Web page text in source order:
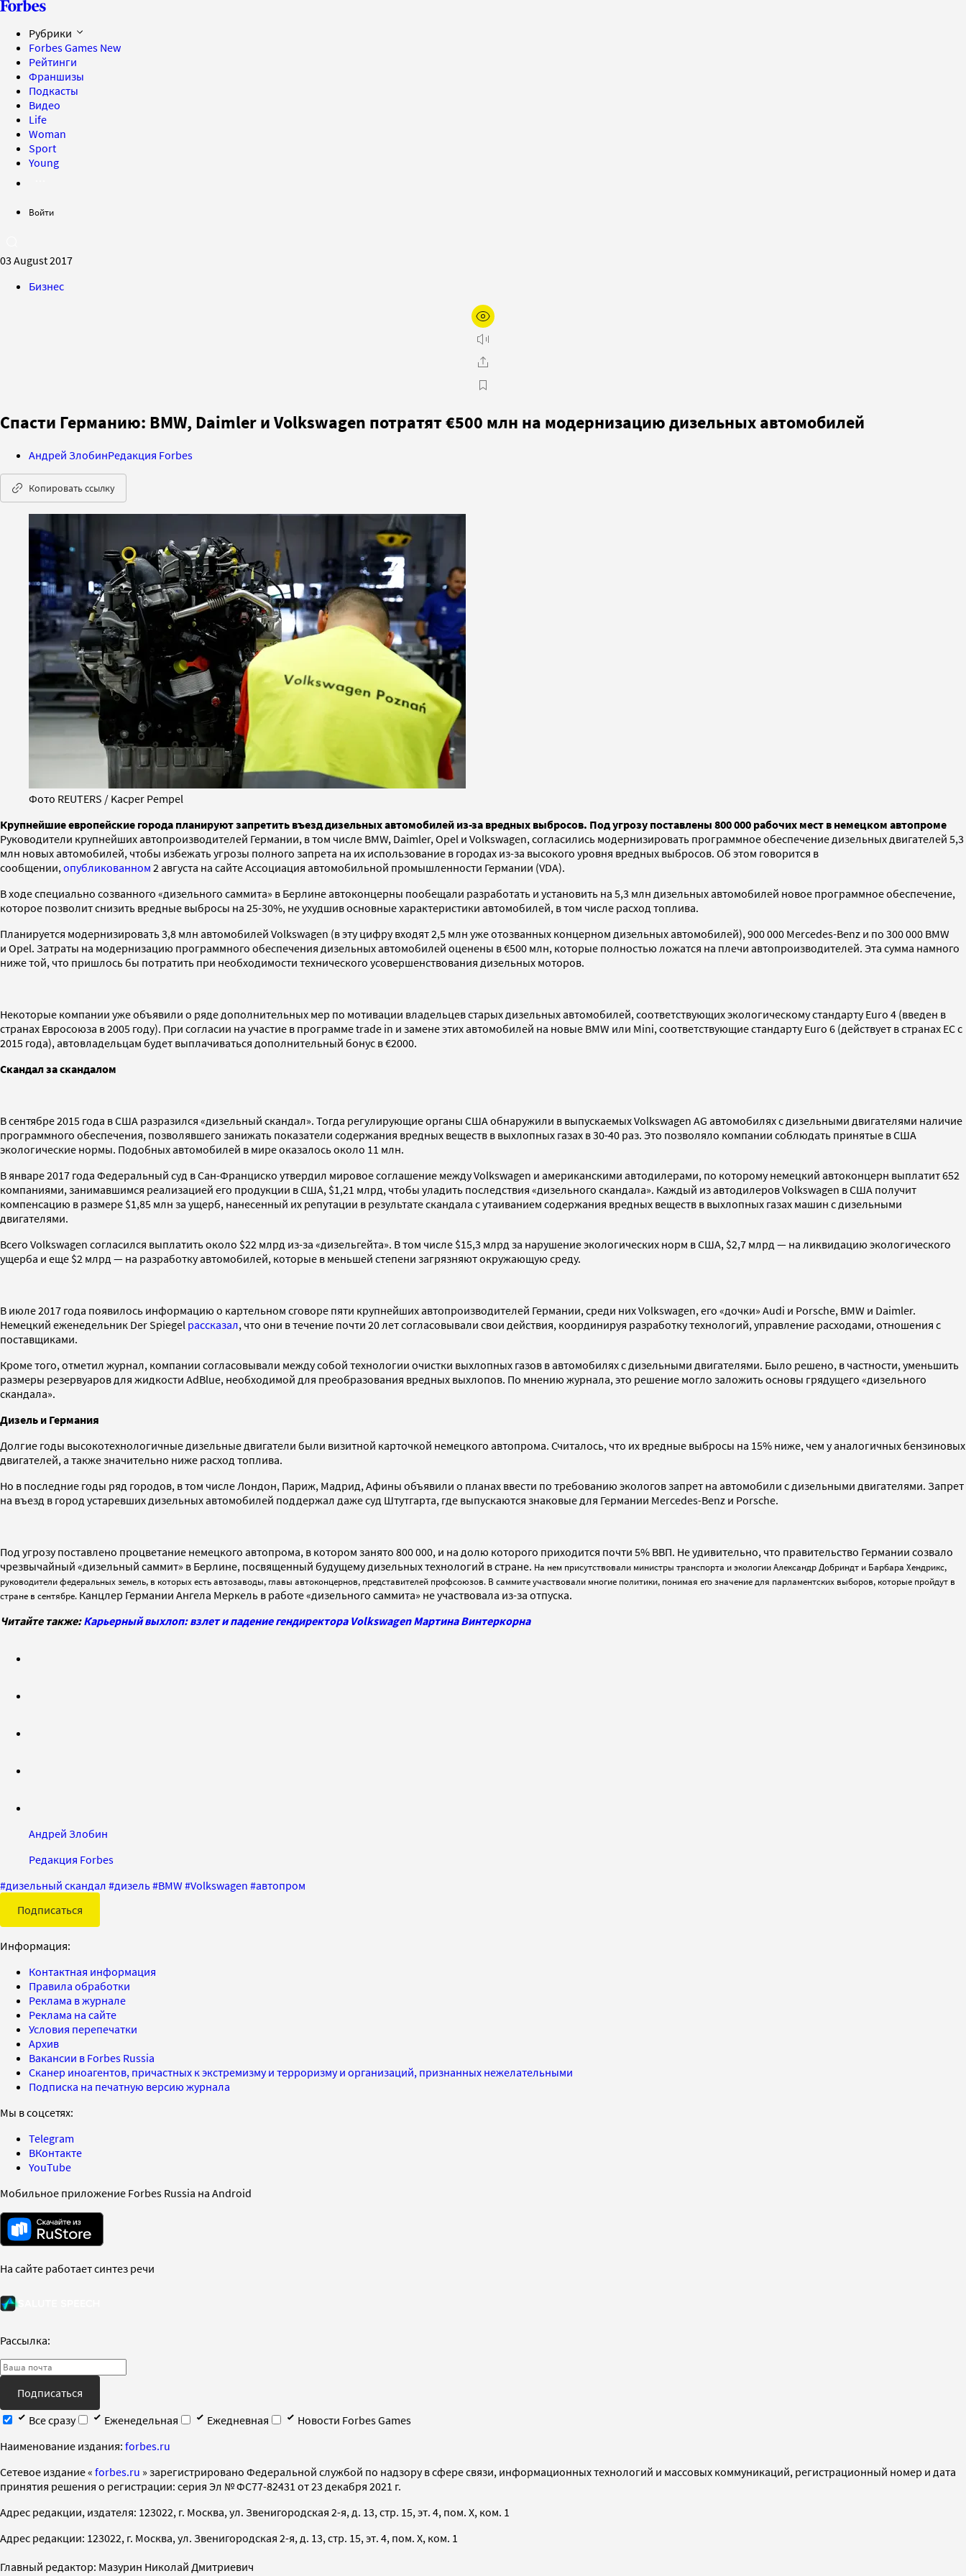
Рубрики
Forbes Games New
Рейтинги
Франшизы
Подкасты
Видео
Life
Woman
Sport
Young
Войти
03 August 2017
Бизнес
Спасти Германию: BMW, Daimler и Volkswagen потратят €500 млн на модернизацию дизельных автомобилей
Андрей ЗлобинРедакция Forbes
Копировать ссылку
Фото REUTERS / Kacper Pempel
Крупнейшие европейские города планируют запретить въезд дизельных автомобилей из-за вредных выбросов. Под угрозу поставлены 800 000 рабочих мест в немецком автопроме
Руководители крупнейших автопроизводителей Германии, в том числе BMW, Daimler, Opel и Volkswagen, согласились модернизировать программное обеспечение дизельных двигателей 5,3
млн новых автомобилей, чтобы избежать угрозы полного запрета на их использование в городах из-за высокого уровня вредных выбросов. Об этом говорится в
сообщении, опубликованном 2 августа на сайте Ассоциация автомобильной промышленности Германии (VDA).
В ходе специально созванного «дизельного саммита» в Берлине автоконцерны пообещали разработать и установить на 5,3 млн дизельных автомобилей новое программное обеспечение,
которое позволит снизить вредные выбросы на 25-30%, не ухудшив основные характеристики автомобилей, в том числе расход топлива.
Планируется модернизировать 3,8 млн автомобилей Volkswagen (в эту цифру входят 2,5 млн уже отозванных концерном дизельных автомобилей), 900 000 Mercedes-Benz и по 300 000 BMW
и Opel. Затраты на модернизацию программного обеспечения дизельных автомобилей оценены в €500 млн, которые полностью ложатся на плечи автопроизводителей. Эта сумма намного
ниже той, что пришлось бы потратить при необходимости технического усовершенствования дизельных моторов.
Некоторые компании уже объявили о ряде дополнительных мер по мотивации владельцев старых дизельных автомобилей, соответствующих экологическому стандарту Euro 4 (введен в
странах Евросоюза в 2005 году). При согласии на участие в программе trade in и замене этих автомобилей на новые BMW или Mini, соответствующие стандарту Euro 6 (действует в странах ЕС с
2015 года), автовладельцам будет выплачиваться дополнительный бонус в €2000.
Скандал за скандалом
В сентябре 2015 года в США разразился «дизельный скандал». Тогда регулирующие органы США обнаружили в выпускаемых Volkswagen AG автомобилях с дизельными двигателями наличие
программного обеспечения, позволявшего занижать показатели содержания вредных веществ в выхлопных газах в 30-40 раз. Это позволяло компании соблюдать принятые в США
экологические нормы. Подобных автомобилей в мире оказалось около 11 млн.
В январе 2017 года Федеральный суд в Сан-Франциско утвердил мировое соглашение между Volkswagen и американскими автодилерами, по которому немецкий автоконцерн выплатит 652
компаниями, занимавшимся реализацией его продукции в США, $1,21 млрд, чтобы уладить последствия «дизельного скандала». Каждый из автодилеров Volkswagen в США получит
компенсацию в размере $1,85 млн за ущерб, нанесенный их репутации в результате скандала с утаиванием содержания вредных веществ в выхлопных газах машин с дизельными
двигателями.
Всего Volkswagen согласился выплатить около $22 млрд из-за «дизельгейта». В том числе $15,3 млрд за нарушение экологических норм в США, $2,7 млрд — на ликвидацию экологического
ущерба и еще $2 млрд — на разработку автомобилей, которые в меньшей степени загрязняют окружающую среду.
В июле 2017 года появилось информацию о картельном сговоре пяти крупнейших автопроизводителей Германии, среди них Volkswagen, его «дочки» Audi и Porsche, BMW и Daimler.
Немецкий еженедельник Der Spiegel рассказал, что они в течение почти 20 лет согласовывали свои действия, координируя разработку технологий, управление расходами, отношения с
поставщиками.
Кроме того, отметил журнал, компании согласовывали между собой технологии очистки выхлопных газов в автомобилях с дизельными двигателями. Было решено, в частности, уменьшить
размеры резервуаров для жидкости AdBlue, необходимой для преобразования вредных выхлопов. По мнению журнала, это решение могло заложить основы грядущего «дизельного
скандала».
Дизель и Германия
Долгие годы высокотехнологичные дизельные двигатели были визитной карточкой немецкого автопрома. Считалось, что их вредные выбросы на 15% ниже, чем у аналогичных бензиновых
двигателей, а также значительно ниже расход топлива.
Но в последние годы ряд городов, в том числе Лондон, Париж, Мадрид, Афины объявили о планах ввести по требованию экологов запрет на автомобили с дизельными двигателями. Запрет
на въезд в город устаревших дизельных автомобилей поддержал даже суд Штутгарта, где выпускаются знаковые для Германии Mercedes-Benz и Porsche.
Под угрозу поставлено процветание немецкого автопрома, в котором занято 800 000, и на долю которого приходится почти 5% ВВП. Не удивительно, что правительство Германии созвало
чрезвычайный «дизельный саммит» в Берлине, посвященный будущему дизельных технологий в стране. На нем присутствовали министры транспорта и экологии Александр Добриндт и Барбара Хендрикс,
руководители федеральных земель, в которых есть автозаводы, главы автоконцернов, представителей профсоюзов. В саммите участвовали многие политики, понимая его значение для парламентских выборов, которые пройдут в
стране в сентябре. Канцлер Германии Ангела Меркель в работе «дизельного саммита» не участвовала из-за отпуска.
Читайте также:Карьерный выхлоп: взлет и падение гендиректора Volkswagen Мартина Винтеркорна
Андрей Злобин
Редакция Forbes
#дизельный скандал #дизель#BMW #Volkswagen #автопром
Подписаться
Информация:
Контактная информация
Правила обработки
Реклама в журнале
Реклама на сайте
Условия перепечатки
Архив
Вакансии в Forbes Russia
Сканер иноагентов, причастных к экстремизму и терроризму и организаций, признанных нежелательными
Подписка на печатную версию журнала
Мы в соцсетях:
Telegram
ВКонтакте
YouTube
Мобильное приложение Forbes Russia на Android
На сайте работает синтез речи
Рассылка:
Подписаться
Все сразу
Еженедельная Ежедневная
Новости Forbes Games
Наименование издания: forbes.ru
Cетевое издание « forbes.ru » зарегистрировано Федеральной службой по надзору в сфере связи, информационных технологий и массовых коммуникаций, регистрационный номер и дата
принятия решения о регистрации: серия Эл № ФС77-82431 от 23 декабря 2021 г.
Адрес редакции, издателя: 123022, г. Москва, ул. Звенигородская 2-я, д. 13, стр. 15, эт. 4, пом. X, ком. 1
Адрес редакции: 123022, г. Москва, ул. Звенигородская 2-я, д. 13, стр. 15, эт. 4, пом. X, ком. 1
Главный редактор: Мазурин Николай Дмитриевич